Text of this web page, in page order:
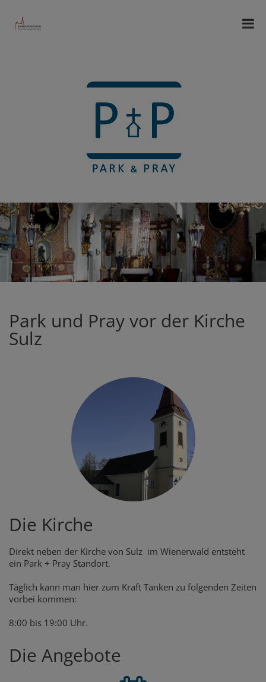
Park und Pray vor der Kirche
Sulz
Die Kirche
Direkt neben der Kirche von Sulz im Wienerwald entsteht
ein Park + Pray Standort.
Täglich kann man hier zum Kraft Tanken zu folgenden Zeiten
vorbei kommen:
8:00 bis 19:00 Uhr.
Die Angebote